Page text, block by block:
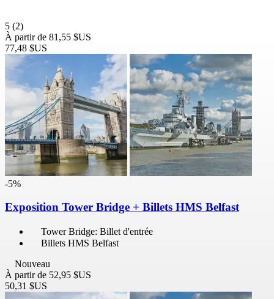
5 (2)
À partir de 81,55 $US
77,48 $US
-5%
Exposition Tower Bridge + Billets HMS Belfast
Tower Bridge: Billet d'entrée
Billets HMS Belfast
Nouveau
À partir de 52,95 $US
50,31 $US